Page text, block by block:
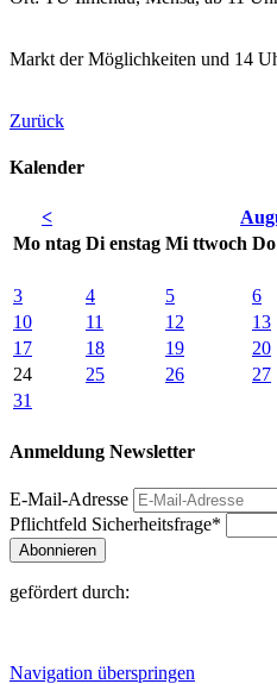
Markt der Möglichkeiten und 14
Zurück
Kalender
<
Mo ntag Dienstag Mittwoch Do
3
4 5 6
10
11 12 13
17
18 19 20
24
25 26 27
31
Anmeldung Newsletter
E-Mail-Adresse
Pflichtfeld Sicherheitsfrage*
Abonnieren
gefördert durch:
Navigation überspringen